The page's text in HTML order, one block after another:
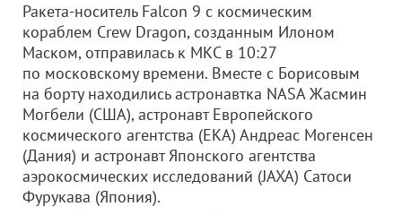
Ракета-носитель Falcon 9 с космическим
кораблем Сrew Dragon, созданным Илоном
Маском, отправилась к МКС в 10:27
по московскому времени. Вместе с Борисовым
на борту находились астронавтка NASA Жасмин
Могбели (США), астронавт Европейского
космического агентства (ЕКА) Андреас Могенсен
(Дания) и астронавт Японского агентства
аэрокосмических исследований (JAXA) Сатоси
Фурукава (Япония).